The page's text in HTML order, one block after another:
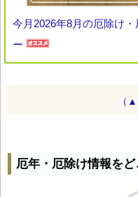
今月2026年8月の厄除け
ー
（
厄年・厄除け情報を